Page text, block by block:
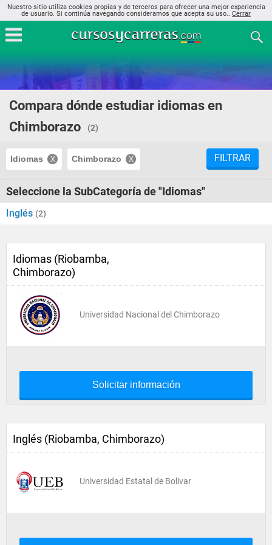
Nuestro sitio utiliza cookies propias y de terceros para ofrecer una mejor experiencia
de usuario. Si continúa navegando consideramos que acepta su uso.. Cerrar
Compara dónde estudiar idiomas en
Chimborazo
(2)
Idiomas Chimborazo FILTRAR
Seleccione la SubCategoría de "Idiomas"
Inglés (2)
Idiomas (Riobamba,
Chimborazo)
Universidad Nacional del Chimborazo
Solicitar información
Inglés (Riobamba, Chimborazo)
Universidad Estatal de Bolivar